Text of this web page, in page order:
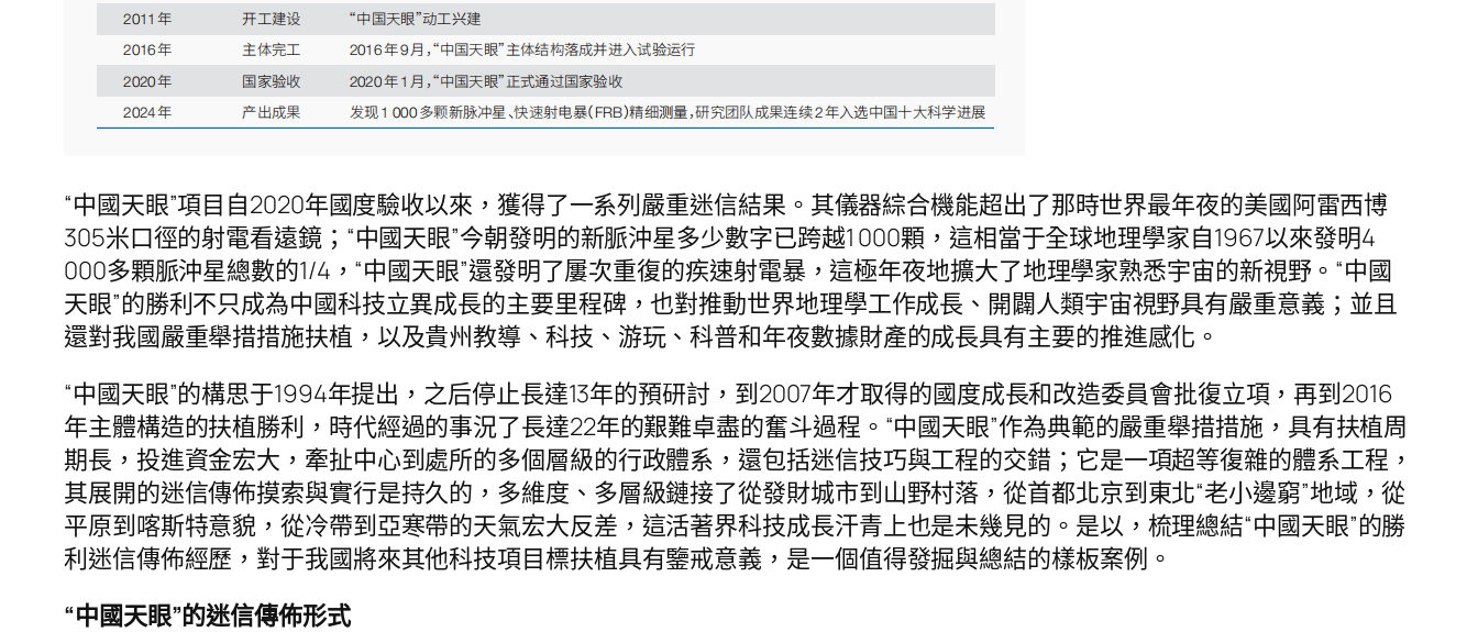
“中國天眼”項目自2020年國度驗收以來，獲得了一系列嚴重迷信結果。其儀器綜合機能超出了那時世界最年夜的美國阿雷西博
305米口徑的射電看遠鏡；“中國天眼”今朝發明的新脈沖星多少數字已跨越1 000顆，這相當于全球地理學家自1967以來發明4
000多顆脈沖星總數的1/4，“中國天眼”還發明了屢次重復的疾速射電暴，這極年夜地擴大了地理學家熟悉宇宙的新視野。“中國
天眼”的勝利不只成為中國科技立異成長的主要里程碑，也對推動世界地理學工作成長、開闢人類宇宙視野具有嚴重意義；並且
還對我國嚴重舉措措施扶植，以及貴州教導、科技、游玩、科普和年夜數據財產的成長具有主要的推進感化。
“中國天眼”的構思于1994年提出，之后停止長達13年的預研討，到2007年才取得的國度成長和改造委員會批復立項，再到2016
年主體構造的扶植勝利，時代經過的事況了長達22年的艱難卓盡的奮斗過程。“中國天眼”作為典範的嚴重舉措措施，具有扶植周
期長，投進資金宏大，牽扯中心到處所的多個層級的行政體系，還包括迷信技巧與工程的交錯；它是一項超等復雜的體系工程，
其展開的迷信傳佈摸索與實行是持久的，多維度、多層級鏈接了從發財城市到山野村落，從首都北京到東北“老小邊窮”地域，從
平原到喀斯特意貌，從冷帶到亞寒帶的天氣宏大反差，這活著界科技成長汗青上也是未幾見的。是以，梳理總結“中國天眼”的勝
利迷信傳佈經歷，對于我國將來其他科技項目標扶植具有鑒戒意義，是一個值得發掘與總結的樣板案例。
“中國天眼”的迷信傳佈形式